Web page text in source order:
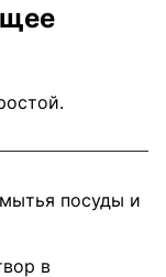
посуды и
в